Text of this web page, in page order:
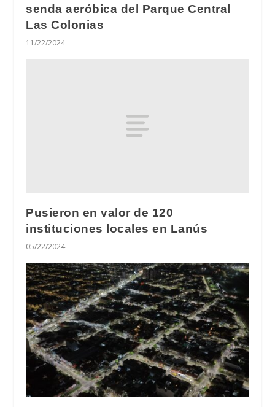
senda aeróbica del Parque Central
Las Colonias
11/22/2024
Pusieron en valor de 120
instituciones locales en Lanús
05/22/2024